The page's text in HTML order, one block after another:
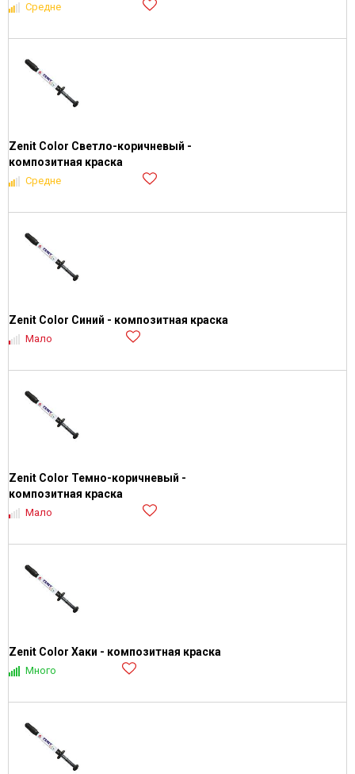
Средне
Zenit Color Светло-коричневый -
композитная краска
Средне
Zenit Color Синий - композитная краска
Мало
Zenit Color Темно-коричневый -
композитная краска
Мало
Zenit Color Хаки - композитная краска
Много